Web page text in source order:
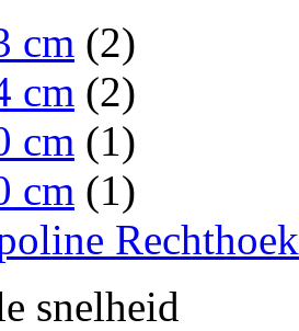
cm (2)
cm (2)
cm (1)
cm (1)
Rechthoek
snelheid